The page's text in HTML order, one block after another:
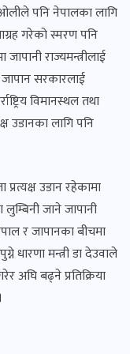
ओलीले पनि नेपालका लागि
गरेको स्मरण पनि
राज्यमन्त्रीलाई
जापान सरकारलाई
विमानस्थल तथा
उडानका लागि पनि
प्रत्यक्ष उडान रहेकामा
जाने जापानी
र जापानका बीचमा
धारणा मन्त्री डा देउवाले
अघि बढ्ने प्रतिक्रिया